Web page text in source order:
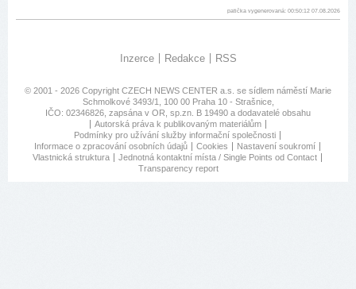
patička vygenerovaná: 00:50:12 07.08.2026
Inzerce Redakce RSS
© 2001 - 2026 Copyright CZECH NEWS CENTER a.s. se sídlem náměstí Marie
Schmolkové 3493/1, 100 00 Praha 10 - Strašnice,
IČO: 02346826, zapsána v OR, sp.zn. B 19490 a dodavatelé obsahu
Autorská práva k publikovaným materiálům
Podmínky pro užívání služby informační společnosti
Informace o zpracování osobních údajů
Cookies
Nastavení soukromí
Vlastnická struktura
Jednotná kontaktní místa / Single Points od Contact
Transparency report